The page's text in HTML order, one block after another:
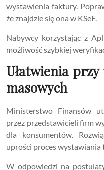
wystawienia faktury.
że znajdzie się ona w KSeF.
Nabywcy korzystając z
możliwość szybkiej
Ułatwienia
masowych
Ministerstwo Finansów
przez przedstawicieli firm
dla konsumentów.
uprości proces wystawiania
W odpowiedzi na